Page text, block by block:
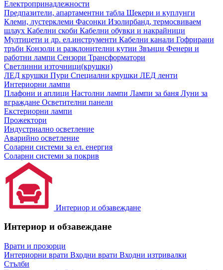
Електропринадлежности
Предпазители, апартаментни табла Щекери и куплунги
Клеми, лустерклеми Фасонки Изолирбанд, термосвиваем
шлаух Кабелни скоби Кабелни обувки и накрайници
Мултицети и др. ел.инструменти Кабелни канали Гофрирани
тръби Конзоли и разклонителни кутии Звънци Фенери и
работни лампи Сензори Трансформатори
Светлинни източници(крушки)
ЛЕД крушки Пури Специални крушки ЛЕД ленти
Интериорни лампи
Плафони и аплици Настолни лампи Лампи за баня Луни за
вграждане Осветителни панели
Екстериорни лампи
Прожектори
Индустриално осветление
Аварийно осветление
Соларни системи за ел. енергия
Соларни системи за покрив
Интериор и обзавеждане
Интериор и обзавеждане
Врати и прозорци
Интериорни врати Входни врати Входни изтривалки
Стълби